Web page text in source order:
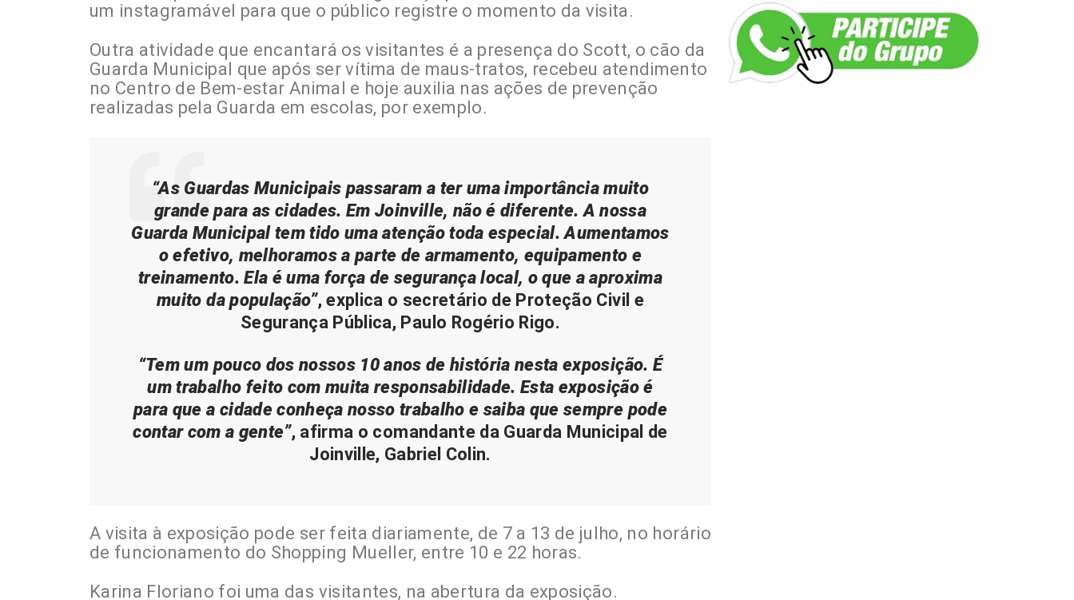
um instagramável para que o público registre o momento da visita.
Outra atividade que encantará os visitantes é a presença do Scott, o cão da
Guarda Municipal que após ser vítima de maus-tratos, recebeu atendimento
no Centro de Bem-estar Animal e hoje auxilia nas ações de prevenção
realizadas pela Guarda em escolas, por exemplo.
“As Guardas Municipais passaram a ter uma importância muito
grande para as cidades. Em Joinville, não é diferente. A nossa
Guarda Municipal tem tido uma atenção toda especial. Aumentamos
o efetivo, melhoramos a parte de armamento, equipamento e
treinamento. Ela é uma força de segurança local, o que a aproxima
muito da população”, explica o secretário de Proteção Civil e
Segurança Pública, Paulo Rogério Rigo.
“Tem um pouco dos nossos 10 anos de história nesta exposição. É
um trabalho feito com muita responsabilidade. Esta exposição é
para que a cidade conheça nosso trabalho e saiba que sempre pode
contar com a gente”, afirma o comandante da Guarda Municipal de
Joinville, Gabriel Colin.
A visita à exposição pode ser feita diariamente, de 7 a 13 de julho, no horário
de funcionamento do Shopping Mueller, entre 10 e 22 horas.
Karina Floriano foi uma das visitantes, na abertura da exposição.